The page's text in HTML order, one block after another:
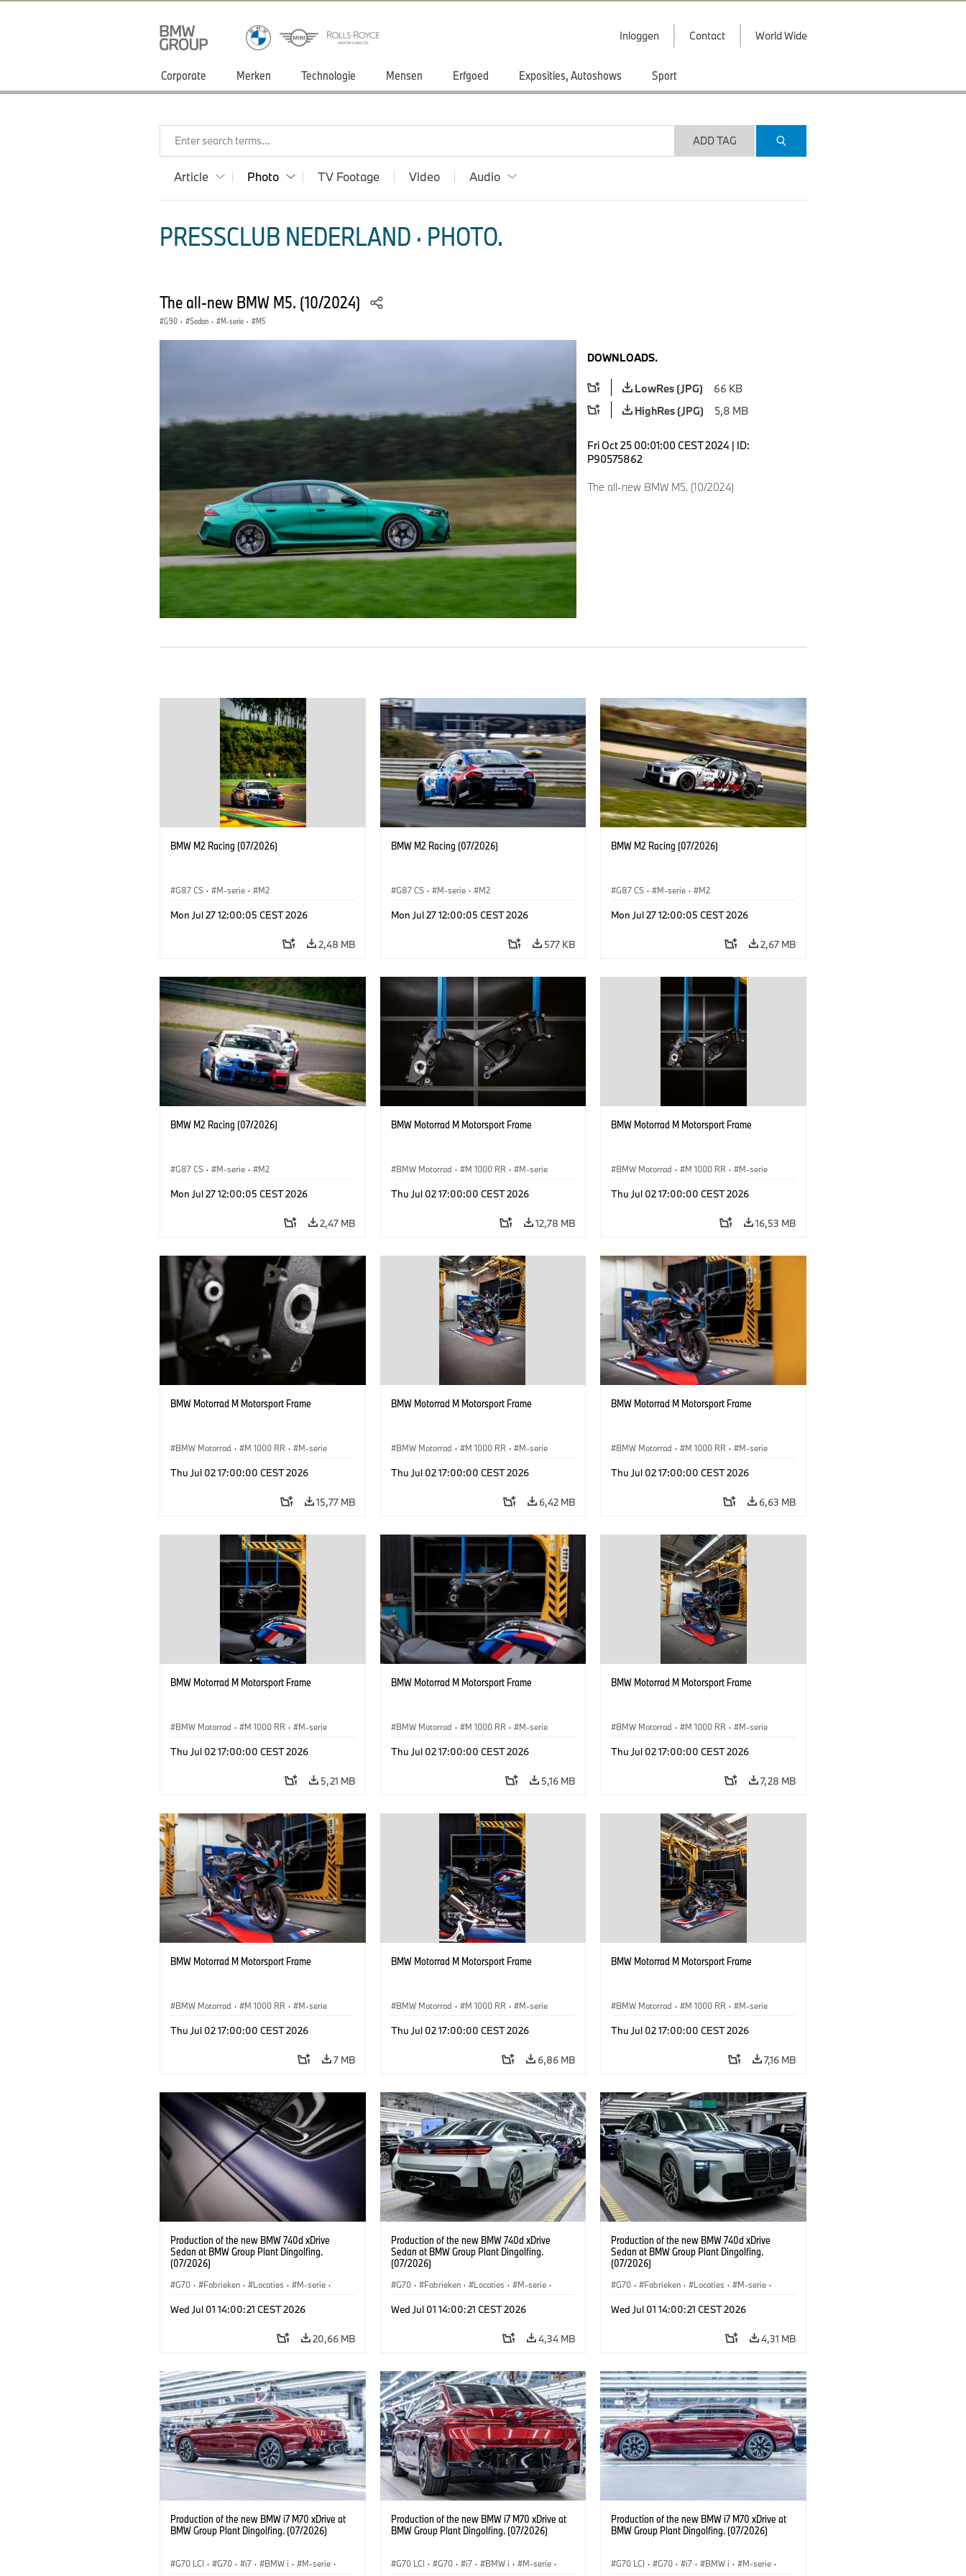
Inloggen Contact World Wide
Corporate Merken Technologie Mensen Erfgoed Exposities, Autoshows Sport
Enter search terms... ADD TAG
Article Photo TV Footage Video Audio
PRESSCLUB NEDERLAND · PHOTO.
The all-new BMW M5. (10/2024)
G90 · Sedan · M-serie · M5
DOWNLOADS.
LowRes (JPG)
66 KB
HighRes (JPG)
5,8 MB
Fri Oct 25 00:01:00 CEST 2024 | ID:
P90575862
The all-new BMW M5. (10/2024)
BMW M2 Racing (07/2026)
G87 CS · M-serie · M2
Mon Jul 27 12:00:05 CEST 2026
2,48 MB
BMW M2 Racing (07/2026)
G87 CS · M-serie · M2
Mon Jul 27 12:00:05 CEST 2026
577 KB
BMW M2 Racing (07/2026)
G87 CS · M-serie · M2
Mon Jul 27 12:00:05 CEST 2026
2,67 MB
BMW M2 Racing (07/2026)
G87 CS · M-serie · M2
Mon Jul 27 12:00:05 CEST 2026
2,47 MB
BMW Motorrad M Motorsport Frame
BMW Motorrad · M 1000 RR · M-serie
Thu Jul 02 17:00:00 CEST 2026
12,78 MB
BMW Motorrad M Motorsport Frame
BMW Motorrad · M 1000 RR · M-serie
Thu Jul 02 17:00:00 CEST 2026
16,53 MB
BMW Motorrad M Motorsport Frame
BMW Motorrad · M 1000 RR · M-serie
Thu Jul 02 17:00:00 CEST 2026
15,77 MB
BMW Motorrad M Motorsport Frame
BMW Motorrad · M 1000 RR · M-serie
Thu Jul 02 17:00:00 CEST 2026
6,42 MB
BMW Motorrad M Motorsport Frame
BMW Motorrad · M 1000 RR · M-serie
Thu Jul 02 17:00:00 CEST 2026
6,63 MB
BMW Motorrad M Motorsport Frame
BMW Motorrad · M 1000 RR · M-serie
Thu Jul 02 17:00:00 CEST 2026
5,21 MB
BMW Motorrad M Motorsport Frame
BMW Motorrad · M 1000 RR · M-serie
Thu Jul 02 17:00:00 CEST 2026
5,16 MB
BMW Motorrad M Motorsport Frame
BMW Motorrad · M 1000 RR · M-serie
Thu Jul 02 17:00:00 CEST 2026
7,28 MB
BMW Motorrad M Motorsport Frame
BMW Motorrad · M 1000 RR · M-serie
Thu Jul 02 17:00:00 CEST 2026
7 MB
BMW Motorrad M Motorsport Frame
BMW Motorrad · M 1000 RR · M-serie
Thu Jul 02 17:00:00 CEST 2026
6,86 MB
BMW Motorrad M Motorsport Frame
BMW Motorrad · M 1000 RR · M-serie
Thu Jul 02 17:00:00 CEST 2026
7,16 MB
Production of the new BMW 740d xDrive
Sedan at BMW Group Plant Dingolfing.
(07/2026)
G70 · Fabrieken · Locaties · M-serie ·
Wed Jul 01 14:00:21 CEST 2026
20,66 MB
Production of the new BMW 740d xDrive
Sedan at BMW Group Plant Dingolfing.
(07/2026)
G70 · Fabrieken · Locaties · M-serie ·
Wed Jul 01 14:00:21 CEST 2026
4,34 MB
Production of the new BMW 740d xDrive
Sedan at BMW Group Plant Dingolfing.
(07/2026)
G70 · Fabrieken · Locaties · M-serie ·
Wed Jul 01 14:00:21 CEST 2026
4,31 MB
Production of the new BMW i7 M70 xDrive at
BMW Group Plant Dingolfing. (07/2026)
G70 LCI · G70 · i7 · BMW i · M-serie ·
Production of the new BMW i7 M70 xDrive at
BMW Group Plant Dingolfing. (07/2026)
G70 LCI · G70 · i7 · BMW i · M-serie ·
Production of the new BMW i7 M70 xDrive at
BMW Group Plant Dingolfing. (07/2026)
G70 LCI · G70 · i7 · BMW i · M-serie ·